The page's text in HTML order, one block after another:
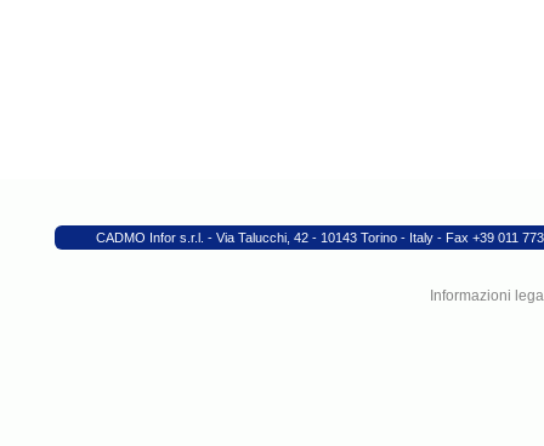
CADMO Infor s.r.l. - Via Talucchi, 42 - 10143 Torino - Italy - Fax +39 011
Informazioni